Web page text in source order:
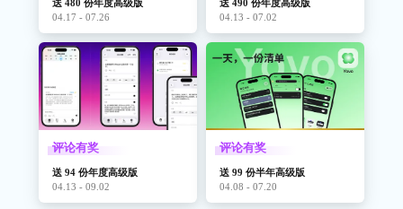
送 480 份年度高级版
04.17 - 07.26
送 490 份年度高级版
04.13 - 07.02
评论有奖
送 94 份年度高级版
04.13 - 09.02
评论有奖
送 99 份半年高级版
04.08 - 07.20